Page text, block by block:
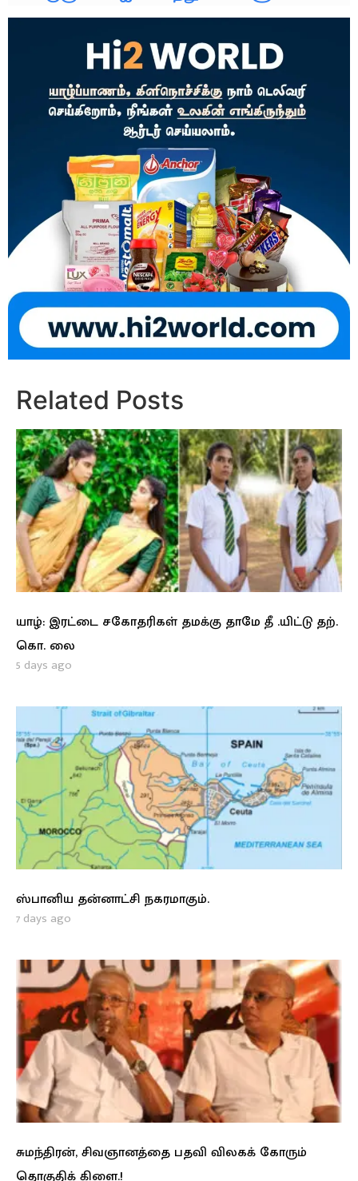
Related Posts
யாழ்: இரட்டை சகோதரிகள் தமக்கு தாமே தீ .யிட்டு தற்.
கொ. லை
5 days ago
ஸ்பானிய தன்னாட்சி நகரமாகும்.
7 days ago
சுமந்திரன், சிவஞானத்தை பதவி விலகக் கோரும்